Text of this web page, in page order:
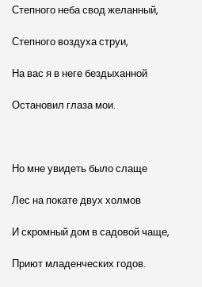
Степного неба свод желанный,
Степного воздуха струи,
На вас я в неге бездыханной
Остановил глаза мои.
Но мне увидеть было слаще
Лес на покате двух холмов
И скромный дом в садовой чаще,
Приют младенческих годов.